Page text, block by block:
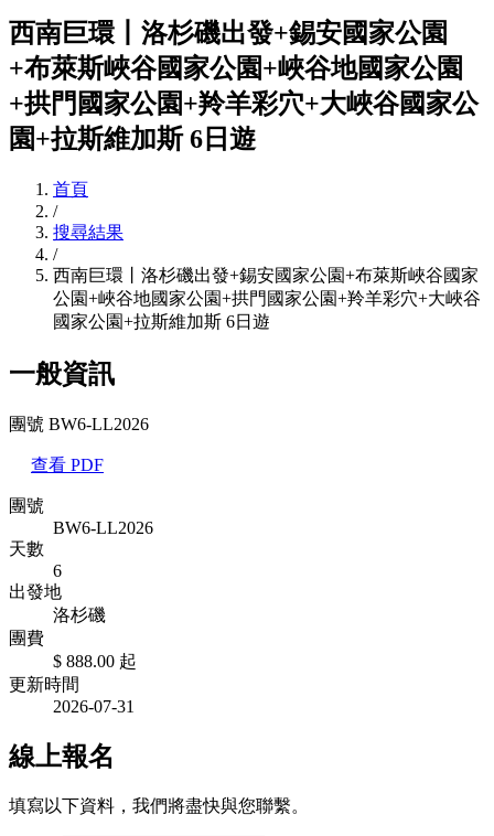
西南巨環丨洛杉磯出發+錫安國家公園
+布萊斯峽谷國家公園+峽谷地國家公園
+拱門國家公園+羚羊彩穴+大峽谷國家公
園+拉斯維加斯 6日遊
首頁
/
搜尋結果
/
西南巨環丨洛杉磯出發+錫安國家公園+布萊斯峽谷國家
公園+峽谷地國家公園+拱門國家公園+羚羊彩穴+大峽谷
國家公園+拉斯維加斯 6日遊
一般資訊
團號 BW6-LL2026
查看 PDF
團號
BW6-LL2026
天數
6
出發地
洛杉磯
團費
$ 888.00 起
更新時間
2026-07-31
線上報名
填寫以下資料，我們將盡快與您聯繫。